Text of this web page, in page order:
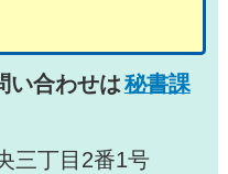
い合わせは秘書課
三丁目2番1号